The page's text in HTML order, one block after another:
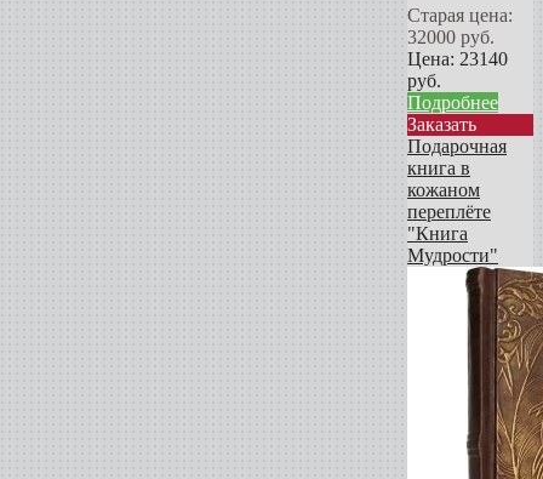
Старая цена:
32000 руб.
Цена: 23140
руб.
Подробнее
Заказать
Подарочная
книга в
кожаном
переплёте
"Книга
Мудрости"